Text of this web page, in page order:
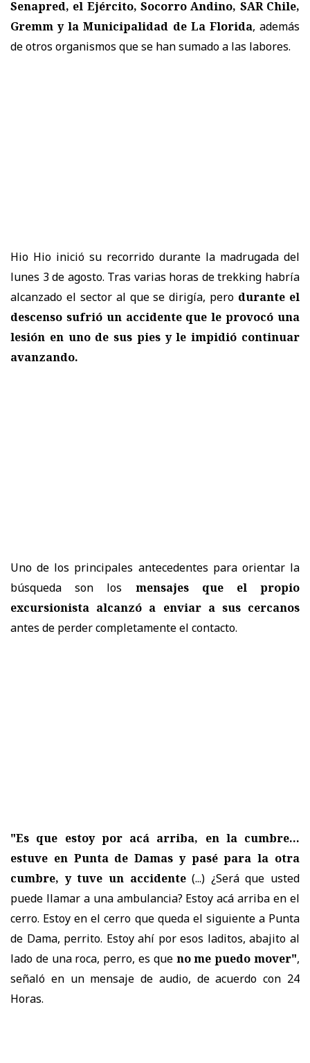
Senapred, el Ejército, Socorro Andino, SAR Chile,
Gremm y la Municipalidad de La Florida, además
de otros organismos que se han sumado a las labores.
Hio Hio inició su recorrido durante la madrugada del
lunes 3 de agosto. Tras varias horas de trekking habría
alcanzado el sector al que se dirigía, pero durante el
descenso sufrió un accidente que le provocó una
lesión en uno de sus pies y le impidió continuar
avanzando.
Uno de los principales antecedentes para orientar la
búsqueda son los mensajes que el propio
excursionista alcanzó a enviar a sus cercanos
antes de perder completamente el contacto.
"Es que estoy por acá arriba, en la cumbre...
estuve en Punta de Damas y pasé para la otra
cumbre, y tuve un accidente(...) ¿Será que usted
puede llamar a una ambulancia? Estoy acá arriba en el
cerro. Estoy en el cerro que queda el siguiente a Punta
de Dama, perrito. Estoy ahí por esos laditos, abajito al
lado de una roca, perro, es que no me puedo mover",
señaló en un mensaje de audio, de acuerdo con 24
Horas.